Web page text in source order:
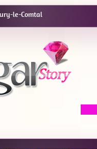
le-Comtal